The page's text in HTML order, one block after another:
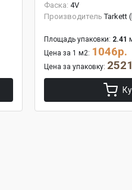
Фаска: 4V
Производитель Tarkett
Площадь упаковки: 2.41
Цена за 1 м2: 1046р.
Цена за упаковку: